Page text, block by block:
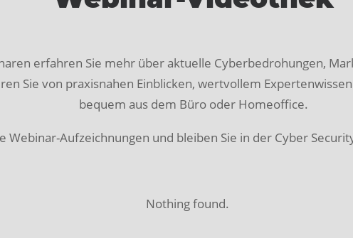
erfahren Sie mehr über aktuelle Cyberbedrohungen,
Sie von praxisnahen Einblicken, wertvollem
bequem aus dem Büro oder Homeoffice.
Webinar-Aufzeichnungen und bleiben Sie in der Cyber
Nothing found.